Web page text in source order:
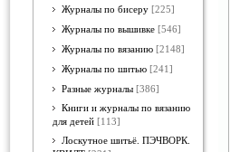
Журналы по бисеру [225]
Журналы по вышивке [546]
Журналы по вязанию [2148]
Журналы по шитью [241]
Разные журналы [386]
Книги и журналы по вязанию
для детей [113]
Лоскутное шитьё. ПЭЧВОРК.